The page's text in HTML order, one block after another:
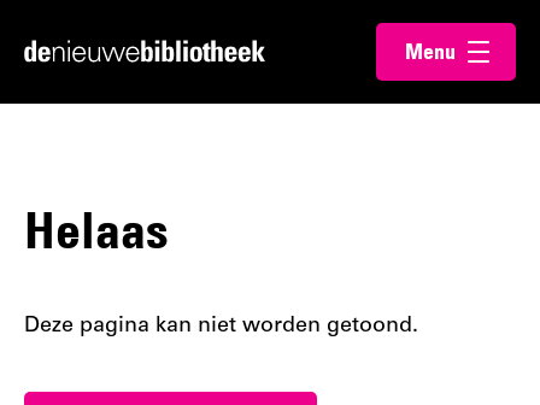
direct
direct
Ga
Menu
openen
Helaas
Deze pagina kan niet worden getoond.